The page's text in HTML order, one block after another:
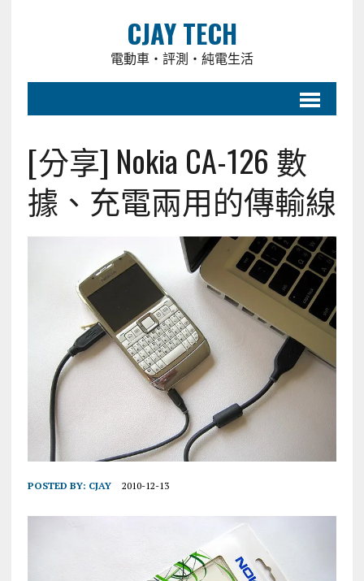
CJAY TECH
電動車・評測・純電生活
[分享] Nokia CA-126 數
據、充電兩用的傳輸線
POSTED BY: CJAY 2010-12-13